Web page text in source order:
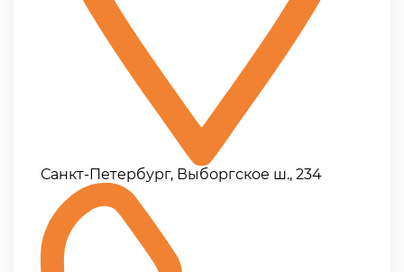
Санкт-Петербург, Выборгское ш., 234